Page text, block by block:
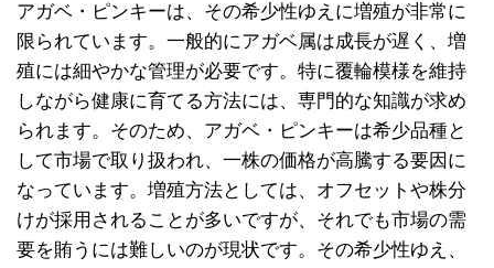
アガベ・ピンキーは、その希少性ゆえに増殖が非常に
限られています。一般的にアガベ属は成長が遅く、増
殖には細やかな管理が必要です。特に覆輪模様を維持
しながら健康に育てる方法には、専門的な知識が求め
られます。そのため、アガベ・ピンキーは希少品種と
して市場で取り扱われ、一株の価格が高騰する要因に
なっています。増殖方法としては、オフセットや株分
けが採用されることが多いですが、それでも市場の需
要を賄うには難しいのが現状です。その希少性ゆえ、